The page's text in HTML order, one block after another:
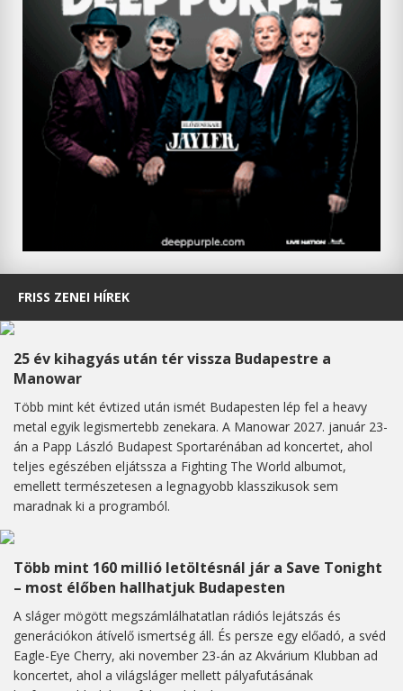
FRISS ZENEI HÍREK
25 év kihagyás után tér vissza Budapestre a
Manowar
Több mint két évtized után ismét Budapesten lép fel a heavy
metal egyik legismertebb zenekara. A Manowar 2027. január 23-
án a Papp László Budapest Sportarénában ad koncertet, ahol
teljes egészében eljátssza a Fighting The World albumot,
emellett természetesen a legnagyobb klasszikusok sem
maradnak ki a programból.
Több mint 160 millió letöltésnál jár a Save Tonight
– most élőben hallhatjuk Budapesten
A sláger mögött megszámlálhatatlan rádiós lejátszás és
generációkon átívelő ismertség áll. És persze egy előadó, a svéd
Eagle-Eye Cherry, aki november 23-án az Akvárium Klubban ad
koncertet, ahol a világsláger mellett pályafutásának